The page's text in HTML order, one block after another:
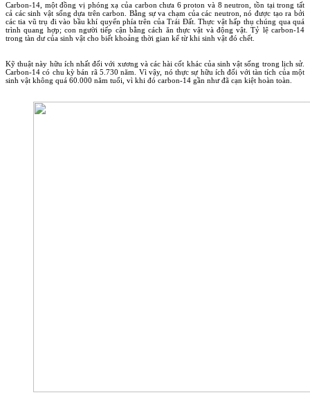
Carbon-14, một đồng vị phóng xạ của carbon chưa 6 proton và 8 neutron, tồn tại trong tất
cả các sinh vật sống dựa trên carbon. Bằng sự va chạm của các neutron, nó được tạo ra bởi
các tia vũ trụ đi vào bầu khí quyển phía trên của Trái Đất. Thực vật hấp thụ chúng qua quá
trình quang hợp; con người tiếp cận bằng cách ăn thực vật và động vật. Tỷ lệ carbon-14
trong tàn dư của sinh vật cho biết khoảng thời gian kể từ khi sinh vật đó chết.
Kỹ thuật này hữu ích nhất đối với xương và các hài cốt khác của sinh vật sống trong lịch sử.
Carbon-14 có chu kỳ bán rã 5.730 năm. Vì vậy, nó thực sự hữu ích đối với tàn tích của một
sinh vật không quá 60.000 năm tuổi, vì khi đó carbon-14 gần như đã cạn kiệt hoàn toàn.